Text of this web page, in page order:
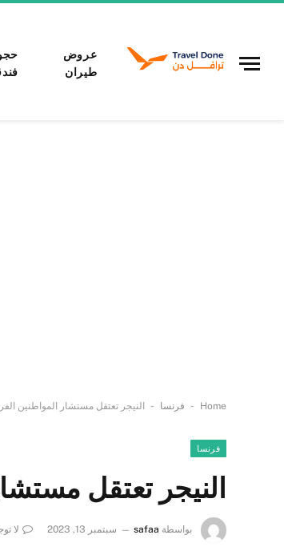
عروض
طيران
Home
- فرنسا - النيجر تعتقل مستشار المواطنين
فرنسا
النيجر تعتقل
بواسطة safaa سبتمبر 13, 2023 لا